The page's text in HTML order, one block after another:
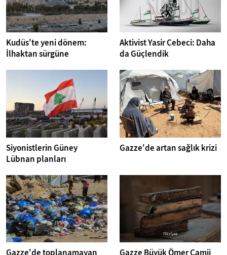
Kudüs'te yeni dönem:
İlhaktan sürgüne
Aktivist Yasir Cebeci: Daha
da Güçlendik
Siyonistlerin Güney
Lübnan planları
Gazze'de artan sağlık krizi
Gazze'de toplanamayan
Gazze Büyük Ömer Camii